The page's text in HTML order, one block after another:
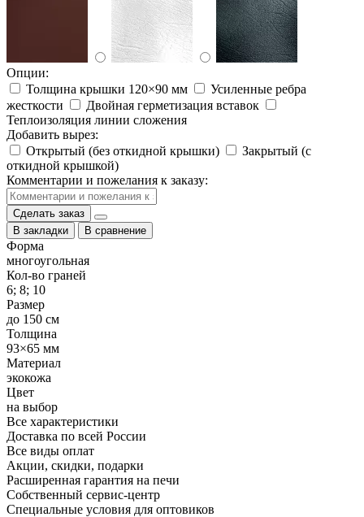
Опции:
Толщина крышки 120×90 мм
Усиленные ребра
жесткости
Двойная герметизация вставок
Теплоизоляция линии сложения
Добавить вырез:
Открытый (без откидной крышки)
Закрытый (с
откидной крышкой)
Комментарии и пожелания к заказу:
Сделать заказ
В закладки
В сравнение
Форма
многоугольная
Кол-во граней
6; 8; 10
Размер
до 150 см
Толщина
93×65 мм
Материал
экокожа
Цвет
на выбор
Все характеристики
Доставка по всей России
Все виды оплат
Акции, скидки, подарки
Расширенная гарантия на печи
Собственный сервис-центр
Специальные условия для оптовиков